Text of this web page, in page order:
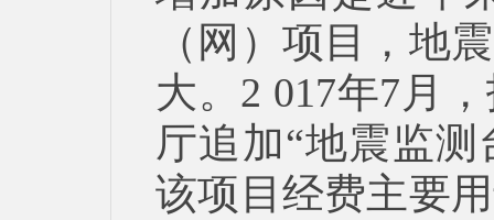
（网）项目，地
大。2 017年7月
厅追加“地震监
该项目经费主要